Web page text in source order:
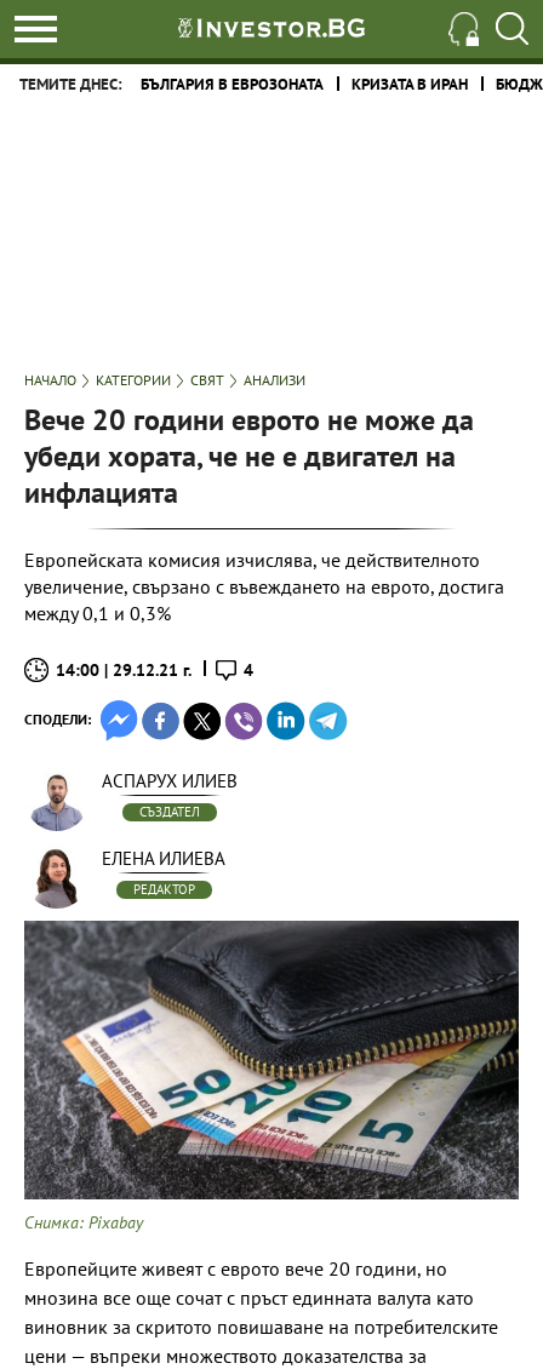
ТЕМИТЕ ДНЕС: БЪЛГАРИЯ В ЕВРОЗОНАТА КРИЗАТА В ИРАН
НАЧАЛО КАТЕГОРИИ СВЯТ АНАЛИЗИ
Вече 20 години еврото не може да
убеди хората, че не е двигател на
инфлацията
Европейската комисия изчислява, че действителното
увеличение, свързано с въвеждането на еврото, достига
между 0,1 и 0,3%
14:00 | 29.12.21 г. 4
СПОДЕЛИ:
АСПАРУХ ИЛИЕВ
СЪЗДАТЕЛ
ЕЛЕНА ИЛИЕВА
РЕДАКТОР
Снимка: Pixabay
Европейците живеят с еврото вече 20 години, но
мнозина все още сочат с пръст единната валута като
виновник за скритото повишаване на потребителските
цени — въпреки множеството доказателства за